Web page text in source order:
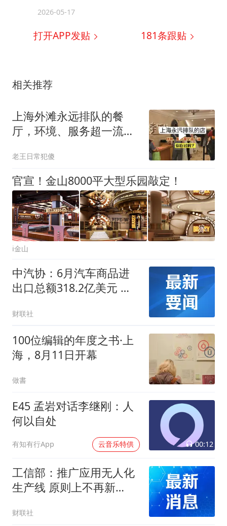
2026-05-17
打开APP发贴 181条跟贴
相关推荐
上海外滩永远排队的餐
厅，环境、服务超一流，
老王日常犯傻
官宣！金山8000平大型乐园敲定！
i金山
中汽协：6月汽车商品进
出口总额318.2亿美元 同
财联社
100位编辑的年度之书·上
海，8月11日开幕
做書
E45 孟岩对话李继刚：人
何以自处
有知有行App 云音乐特供 00:12
工信部：推广应用无人化
生产线 原则上不再新
尾”工业炸药生产线
财联社